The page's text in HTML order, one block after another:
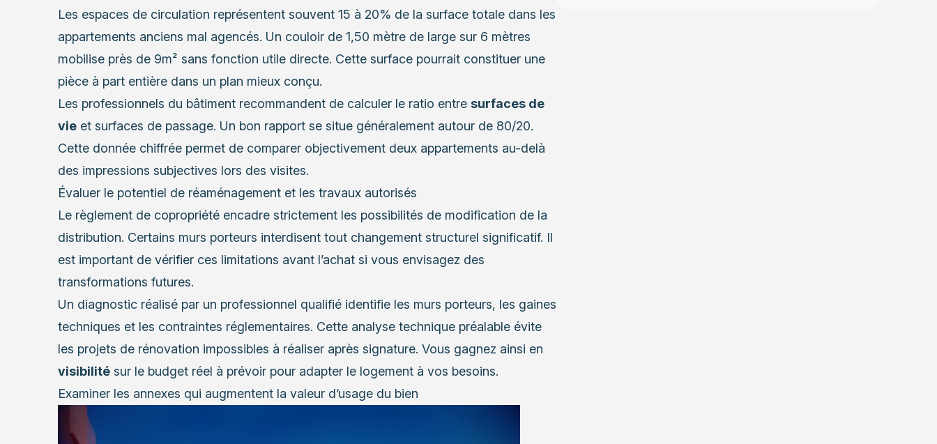
Les espaces de circulation représentent souvent 15 à 20% de la surface totale dans les
appartements anciens mal agencés. Un couloir de 1,50 mètre de large sur 6 mètres
mobilise près de 9m² sans fonction utile directe. Cette surface pourrait constituer une
pièce à part entière dans un plan mieux conçu.
Les professionnels du bâtiment recommandent de calculer le ratio entre surfaces de
vieet surfaces de passage. Un bon rapport se situe généralement autour de 80/20.
Cette donnée chiffrée permet de comparer objectivement deux appartements au-delà
des impressions subjectives lors des visites.
Évaluer le potentiel de réaménagement et les travaux autorisés
Le règlement de copropriété encadre strictement les possibilités de modification de la
distribution. Certains murs porteurs interdisent tout changement structurel significatif. Il
est important de vérifier ces limitations avant l’achat si vous envisagez des
transformations futures.
Un diagnostic réalisé par un professionnel qualifié identifie les murs porteurs, les gaines
techniques et les contraintes réglementaires. Cette analyse technique préalable évite
les projets de rénovation impossibles à réaliser après signature. Vous gagnez ainsi en
visibilitésur le budget réel à prévoir pour adapter le logement à vos besoins.
Examiner les annexes qui augmentent la valeur d’usage du bien